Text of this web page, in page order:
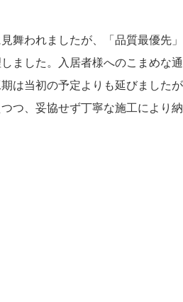
舞われましたが、「品質最優先
ました。入居者様へのこまめな
は当初の予定よりも延びました
つ、妥協せず丁寧な施工により